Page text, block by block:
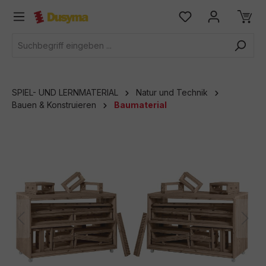
springen
SPIEL- UND LERNMATERIAL
Natur und Technik
Bauen & Konstruieren
Baumaterial